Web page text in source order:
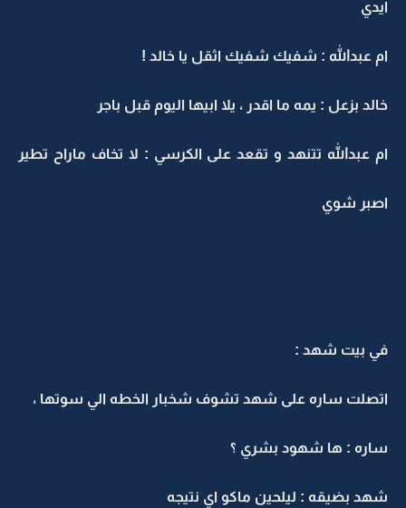
ايدي
ام عبدالله : شفيك شفيك اثقل يا خالد !
خالد بزعل : يمه ما اقدر ، يلا ابيها اليوم قبل باجر
ام عبدالله تتنهد و تقعد على الكرسي : لا تخاف ماراح تطير
اصبر شوي
في بيت شهد :
اتصلت ساره على شهد تشوف شخبار الخطه الي سوتها ،
ساره : ها شهود بشري ؟
شهد بضيقه : ليلحين ماكو اي نتيجه